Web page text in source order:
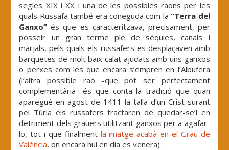
segles XIX i XX i una de les possibles raons per les
quals Russafa també era coneguda com la“Terra del
Ganxo” és que es caracteritzava, precisament, per
posseir un gran terme ple de séquies, canals i
marjals, pels quals els russafers es desplaçaven amb
barquetes de molt baix calat ajudats amb uns ganxos
o perxes com les que encara s’empren en l’Albufera
(l’altra possible raó -que pot ser perfectament
complementària- és que conta la tradició que quan
aparegué en agost de 1411 la talla d’un Crist surant
pel Túria els russafers tractaren de quedar-se’l en
detriment dels grauers utilitzant ganxos per a agafar-
lo, tot i que finalment la imatge acabà en el Grau de
València, on encara hui en dia es venera).